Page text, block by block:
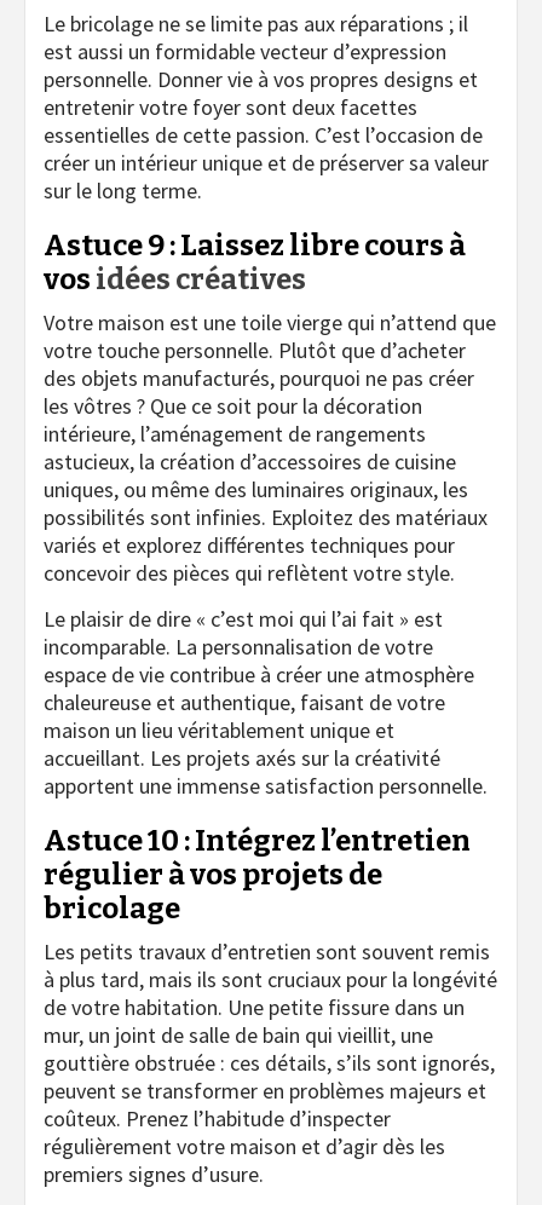
Le bricolage ne se limite pas aux réparations ; il
est aussi un formidable vecteur d’expression
personnelle. Donner vie à vos propres designs et
entretenir votre foyer sont deux facettes
essentielles de cette passion. C’est l’occasion de
créer un intérieur unique et de préserver sa valeur
sur le long terme.
Astuce 9 : Laissez libre cours à
vos idées créatives
Votre maison est une toile vierge qui n’attend que
votre touche personnelle. Plutôt que d’acheter
des objets manufacturés, pourquoi ne pas créer
les vôtres ? Que ce soit pour la décoration
intérieure, l’aménagement de rangements
astucieux, la création d’accessoires de cuisine
uniques, ou même des luminaires originaux, les
possibilités sont infinies. Exploitez des matériaux
variés et explorez différentes techniques pour
concevoir des pièces qui reflètent votre style.
Le plaisir de dire « c’est moi qui l’ai fait » est
incomparable. La personnalisation de votre
espace de vie contribue à créer une atmosphère
chaleureuse et authentique, faisant de votre
maison un lieu véritablement unique et
accueillant. Les projets axés sur la créativité
apportent une immense satisfaction personnelle.
Astuce 10 : Intégrez l’entretien
régulier à vos projets de
bricolage
Les petits travaux d’entretien sont souvent remis
à plus tard, mais ils sont cruciaux pour la longévité
de votre habitation. Une petite fissure dans un
mur, un joint de salle de bain qui vieillit, une
gouttière obstruée : ces détails, s’ils sont ignorés,
peuvent se transformer en problèmes majeurs et
coûteux. Prenez l’habitude d’inspecter
régulièrement votre maison et d’agir dès les
premiers signes d’usure.